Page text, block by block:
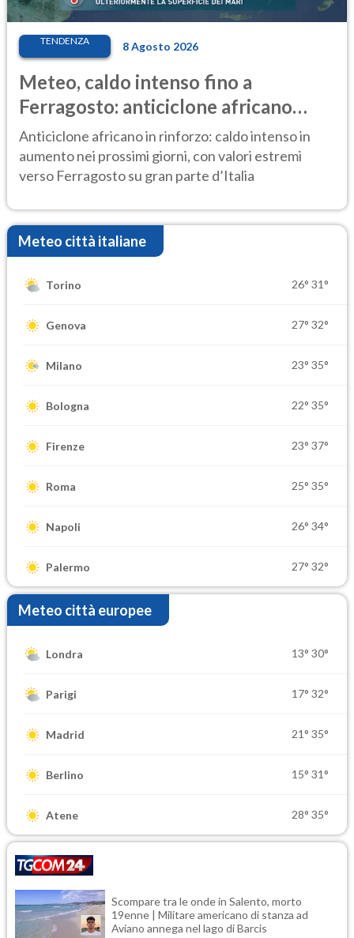
TENDENZA 8 Agosto 2026
Meteo, caldo intenso fino a
Ferragosto: anticiclone africano
ancora protagonista
Anticiclone africano in rinforzo: caldo intenso in
aumento nei prossimi giorni, con valori estremi
verso Ferragosto su gran parte d’Italia
Meteo città italiane
Torino 26° 31°
Genova 27° 32°
Milano 23° 35°
Bologna 22° 35°
Firenze 23° 37°
Roma 25° 35°
Napoli 26° 34°
Palermo 27° 32°
Meteo città europee
Londra 13° 30°
Parigi 17° 32°
Madrid 21° 35°
Berlino 15° 31°
Atene 28° 35°
Scompare tra le onde in Salento, morto
19enne | Militare americano di stanza ad
Aviano annega nel lago di Barcis